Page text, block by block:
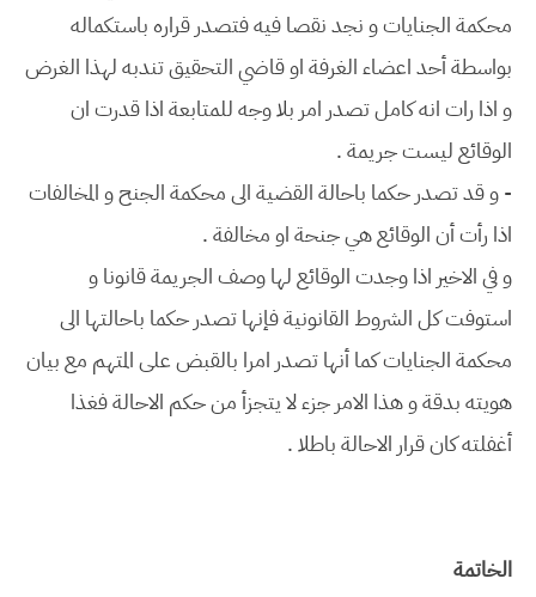
محكمة الجنايات و نجد نقصا فيه فتصدر قراره باستكماله
بواسطة أحد اعضاء الغرفة او قاضي التحقيق تندبه لهذا الغرض
و اذا رات انه كامل تصدر امر بلا وجه للمتابعة اذا قدرت ان
الوقائع ليست جريمة .
- و قد تصدر حكما باحالة القضية الى محكمة الجنح و المخالفات
اذا رأت أن الوقائع هي جنحة او مخالفة .
و في الاخير اذا وجدت الوقائع لها وصف الجريمة قانونا و
استوفت كل الشروط القانونية فإنها تصدر حكما باحالتها الى
محكمة الجنايات كما أنها تصدر امرا بالقبض على المتهم مع بيان
هويته بدقة و هذا الامر جزء لا يتجزأ من حكم الاحالة فغذا
أغفلته كان قرار الاحالة باطلا .
الخاتمة